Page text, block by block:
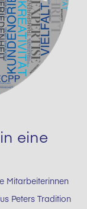
eine
Mitarbeiterinnen
Peters Tradition